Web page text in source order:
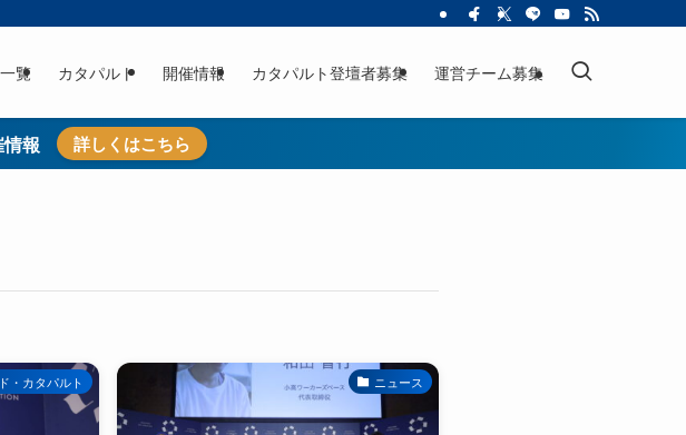
覧 カタパルト 開催情報 カタパルト登壇者募集 運営チーム募集
報 詳しくはこちら
・カタパルト ニュース